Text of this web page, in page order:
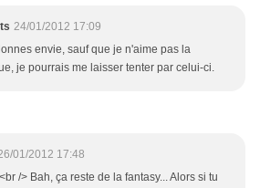
24/01/2012 17:09
envie, sauf que je n'aime pas la
je pourrais me laisser tenter par celui-ci.
01/2012 17:48
/> Bah, ça reste de la fantasy... Alors si tu